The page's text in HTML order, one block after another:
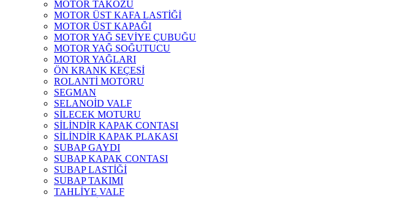
MOTOR TAKOZU
MOTOR ÜST KAFA LASTİĞİ
MOTOR ÜST KAPAĞI
MOTOR YAĞ SEVİYE ÇUBUĞU
MOTOR YAĞ SOĞUTUCU
MOTOR YAĞLARI
ÖN KRANK KEÇESİ
ROLANTİ MOTORU
SEGMAN
SELANOİD VALF
SİLECEK MOTURU
SİLİNDİR KAPAK CONTASI
SİLİNDİR KAPAK PLAKASI
SUBAP GAYDI
SUBAP KAPAK CONTASI
SUBAP LASTİĞİ
SUBAP TAKIMI
TAHLİYE VALF